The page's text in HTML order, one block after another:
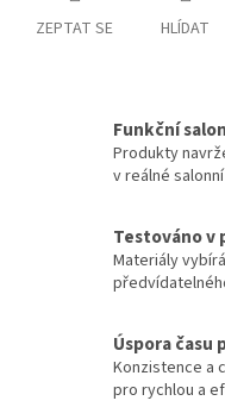
ZEPTAT SE HLÍDAT
Funkční
Produkty
v reálné
Testováno v
Materiály
Úspora času
Konzistence a
pro rychlou a